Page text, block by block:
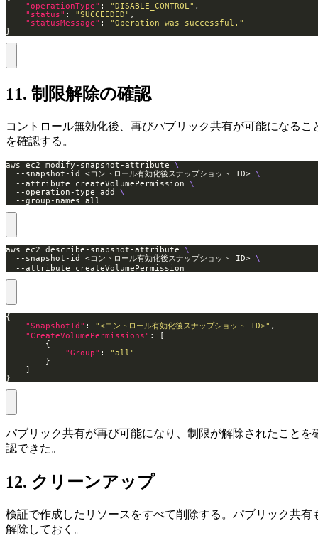
"operationType" : "DISABLE_CONTROL"
"status" : "SUCCEEDED"
"statusMessage" : "Operation was successful."
}
11. 制限解除の確認
コントロール無効化後、再びパブリック共有が可能になるこ
を確認する。
aws ec2 modify-snapshot-attribute
  --snapshot-id <コントロール有効化後スナップショット ID>
  --attribute createVolumePermission
  --operation-type add
  --group-names all
aws ec2 describe-snapshot-attribute
  --snapshot-id <コントロール有効化後スナップショット ID>
  --attribute createVolumePermission
"SnapshotId" : "<コントロール有効化後スナップショット ID>"
"CreateVolumePermissions"
"Group" : "all"
}
パブリック共有が再び可能になり、制限が解除されたことを
認できた。
12. クリーンアップ
検証で作成したリソースをすべて削除する。パブリック共有
解除しておく。